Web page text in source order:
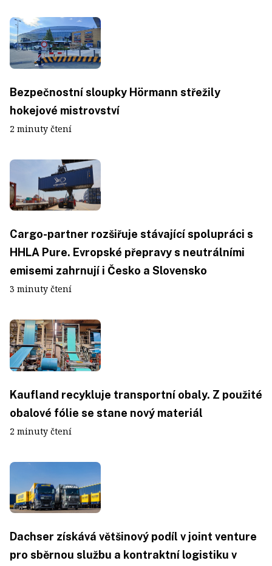
Bezpečnostní sloupky Hörmann střežily
hokejové mistrovství
2 minuty čtení
Cargo-partner rozšiřuje stávající spolupráci s
HHLA Pure. Evropské přepravy s neutrálními
emisemi zahrnují i Česko a Slovensko
3 minuty čtení
Kaufland recykluje transportní obaly. Z použité
obalové fólie se stane nový materiál
2 minuty čtení
Dachser získává většinový podíl v joint venture
pro sběrnou službu a kontraktní logistiku v